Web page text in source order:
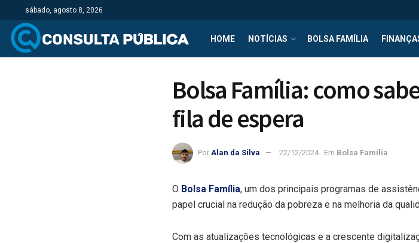
sábado, agosto 8, 2026
HOME NOTÍCIAS BOLSA FAMÍLIA
Bolsa Família: como
fila de espera
Por Alan da Silva 22/12/2024 Em Bolsa Família
O Bolsa Família, um dos principais programas de
papel crucial na redução da pobreza e na melhoria da
Com as atualizações tecnológicas e a crescente